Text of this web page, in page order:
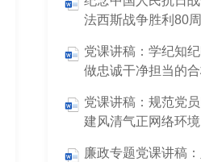
法西斯战争胜利80
党课讲稿：学纪知纪
做忠诚干净担当的
党课讲稿：规范党
建风清气正网络环境
廉政专题党课讲稿